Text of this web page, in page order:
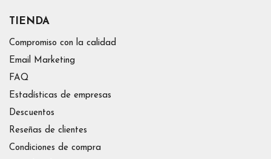
TIENDA
Compromiso con la calidad
Email Marketing
FAQ
Estadísticas de empresas
Descuentos
Reseñas de clientes
Condiciones de compra